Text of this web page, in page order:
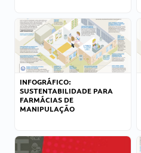
INFOGRÁFICO:
SUSTENTABILIDADE PARA
FARMÁCIAS DE
MANIPULAÇÃO